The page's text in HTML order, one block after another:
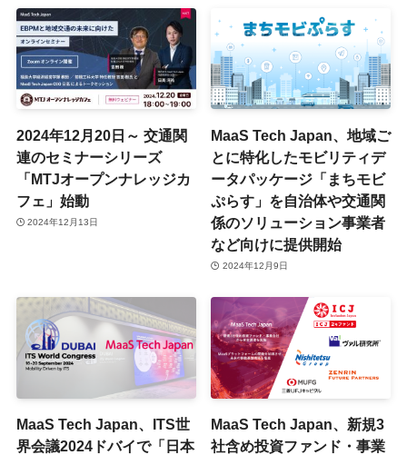
2024年12月20日～ 交通関
連のセミナーシリーズ
「MTJオープンナレッジカ
フェ」始動
2024年12月13日
MaaS Tech Japan、地域ご
とに特化したモビリティデ
ータパッケージ「まちモビ
ぷらす」を自治体や交通関
係のソリューション事業者
など向けに提供開始
2024年12月9日
MaaS Tech Japan、ITS世
界会議2024ドバイで「日本
MaaS Tech Japan、新規3
社含め投資ファンド・事業